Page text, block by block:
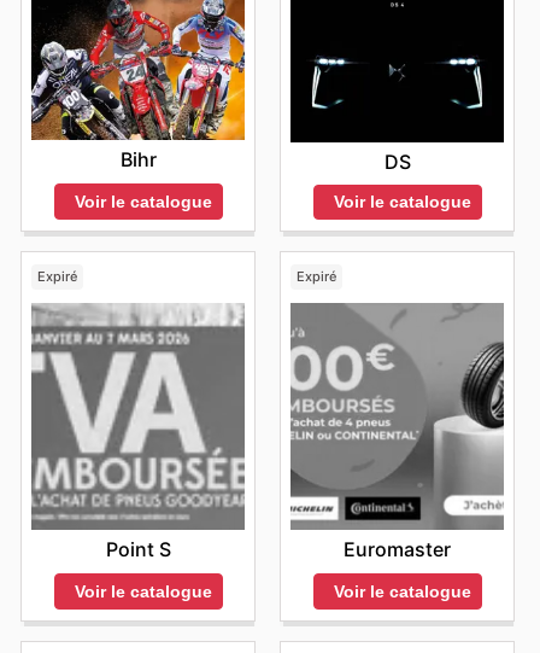
Bihr
Voir le catalogue
DS
Voir le catalogue
Expiré
Point S
Voir le catalogue
Expiré
Euromaster
Voir le catalogue